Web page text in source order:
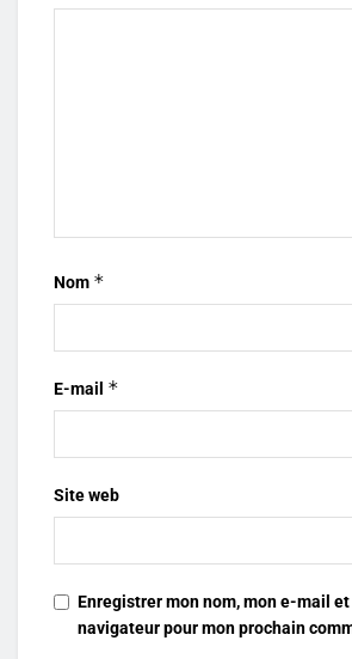
Nom *
E-mail *
Site web
Enregistrer mon nom, mon e-mail
navigateur pour mon prochain